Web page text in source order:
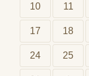
10 11
17 18
24 25